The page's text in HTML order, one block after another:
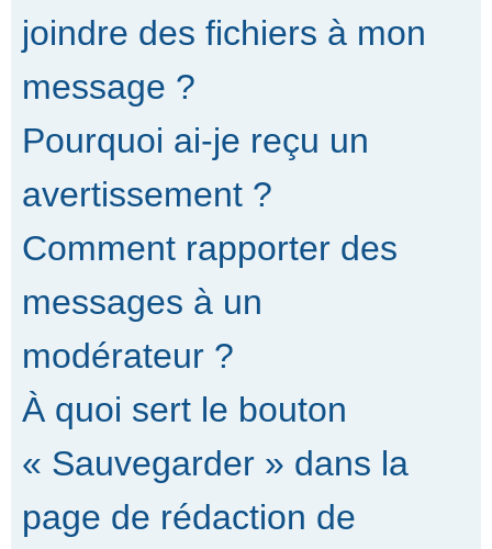
joindre des fichiers à mon
message ?
Pourquoi ai-je reçu un
avertissement ?
Comment rapporter des
messages à un
modérateur ?
À quoi sert le bouton
« Sauvegarder » dans la
page de rédaction de